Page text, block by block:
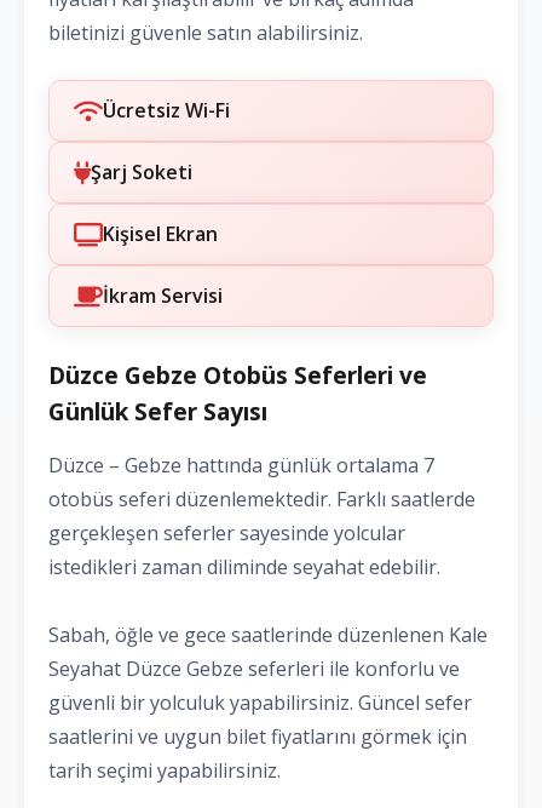
biletinizi güvenle satın alabilirsiniz.
Ücretsiz Wi-Fi
Şarj Soketi
Kişisel Ekran
İkram Servisi
Düzce Gebze Otobüs Seferleri ve
Günlük Sefer Sayısı
Düzce – Gebze hattında günlük ortalama 7
otobüs seferi düzenlemektedir. Farklı saatlerde
gerçekleşen seferler sayesinde yolcular
istedikleri zaman diliminde seyahat edebilir.
Sabah, öğle ve gece saatlerinde düzenlenen Kale
Seyahat Düzce Gebze seferleri ile konforlu ve
güvenli bir yolculuk yapabilirsiniz. Güncel sefer
saatlerini ve uygun bilet fiyatlarını görmek için
tarih seçimi yapabilirsiniz.